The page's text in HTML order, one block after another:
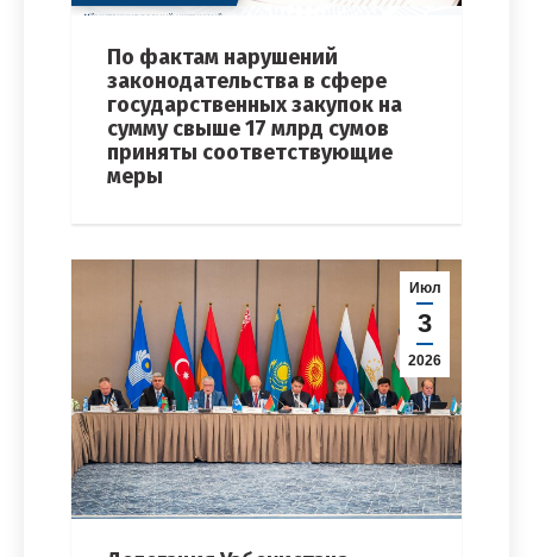
По фактам нарушений
законодательства в сфере
государственных закупок на
сумму свыше 17 млрд сумов
приняты соответствующие
меры
Июл
3
2026